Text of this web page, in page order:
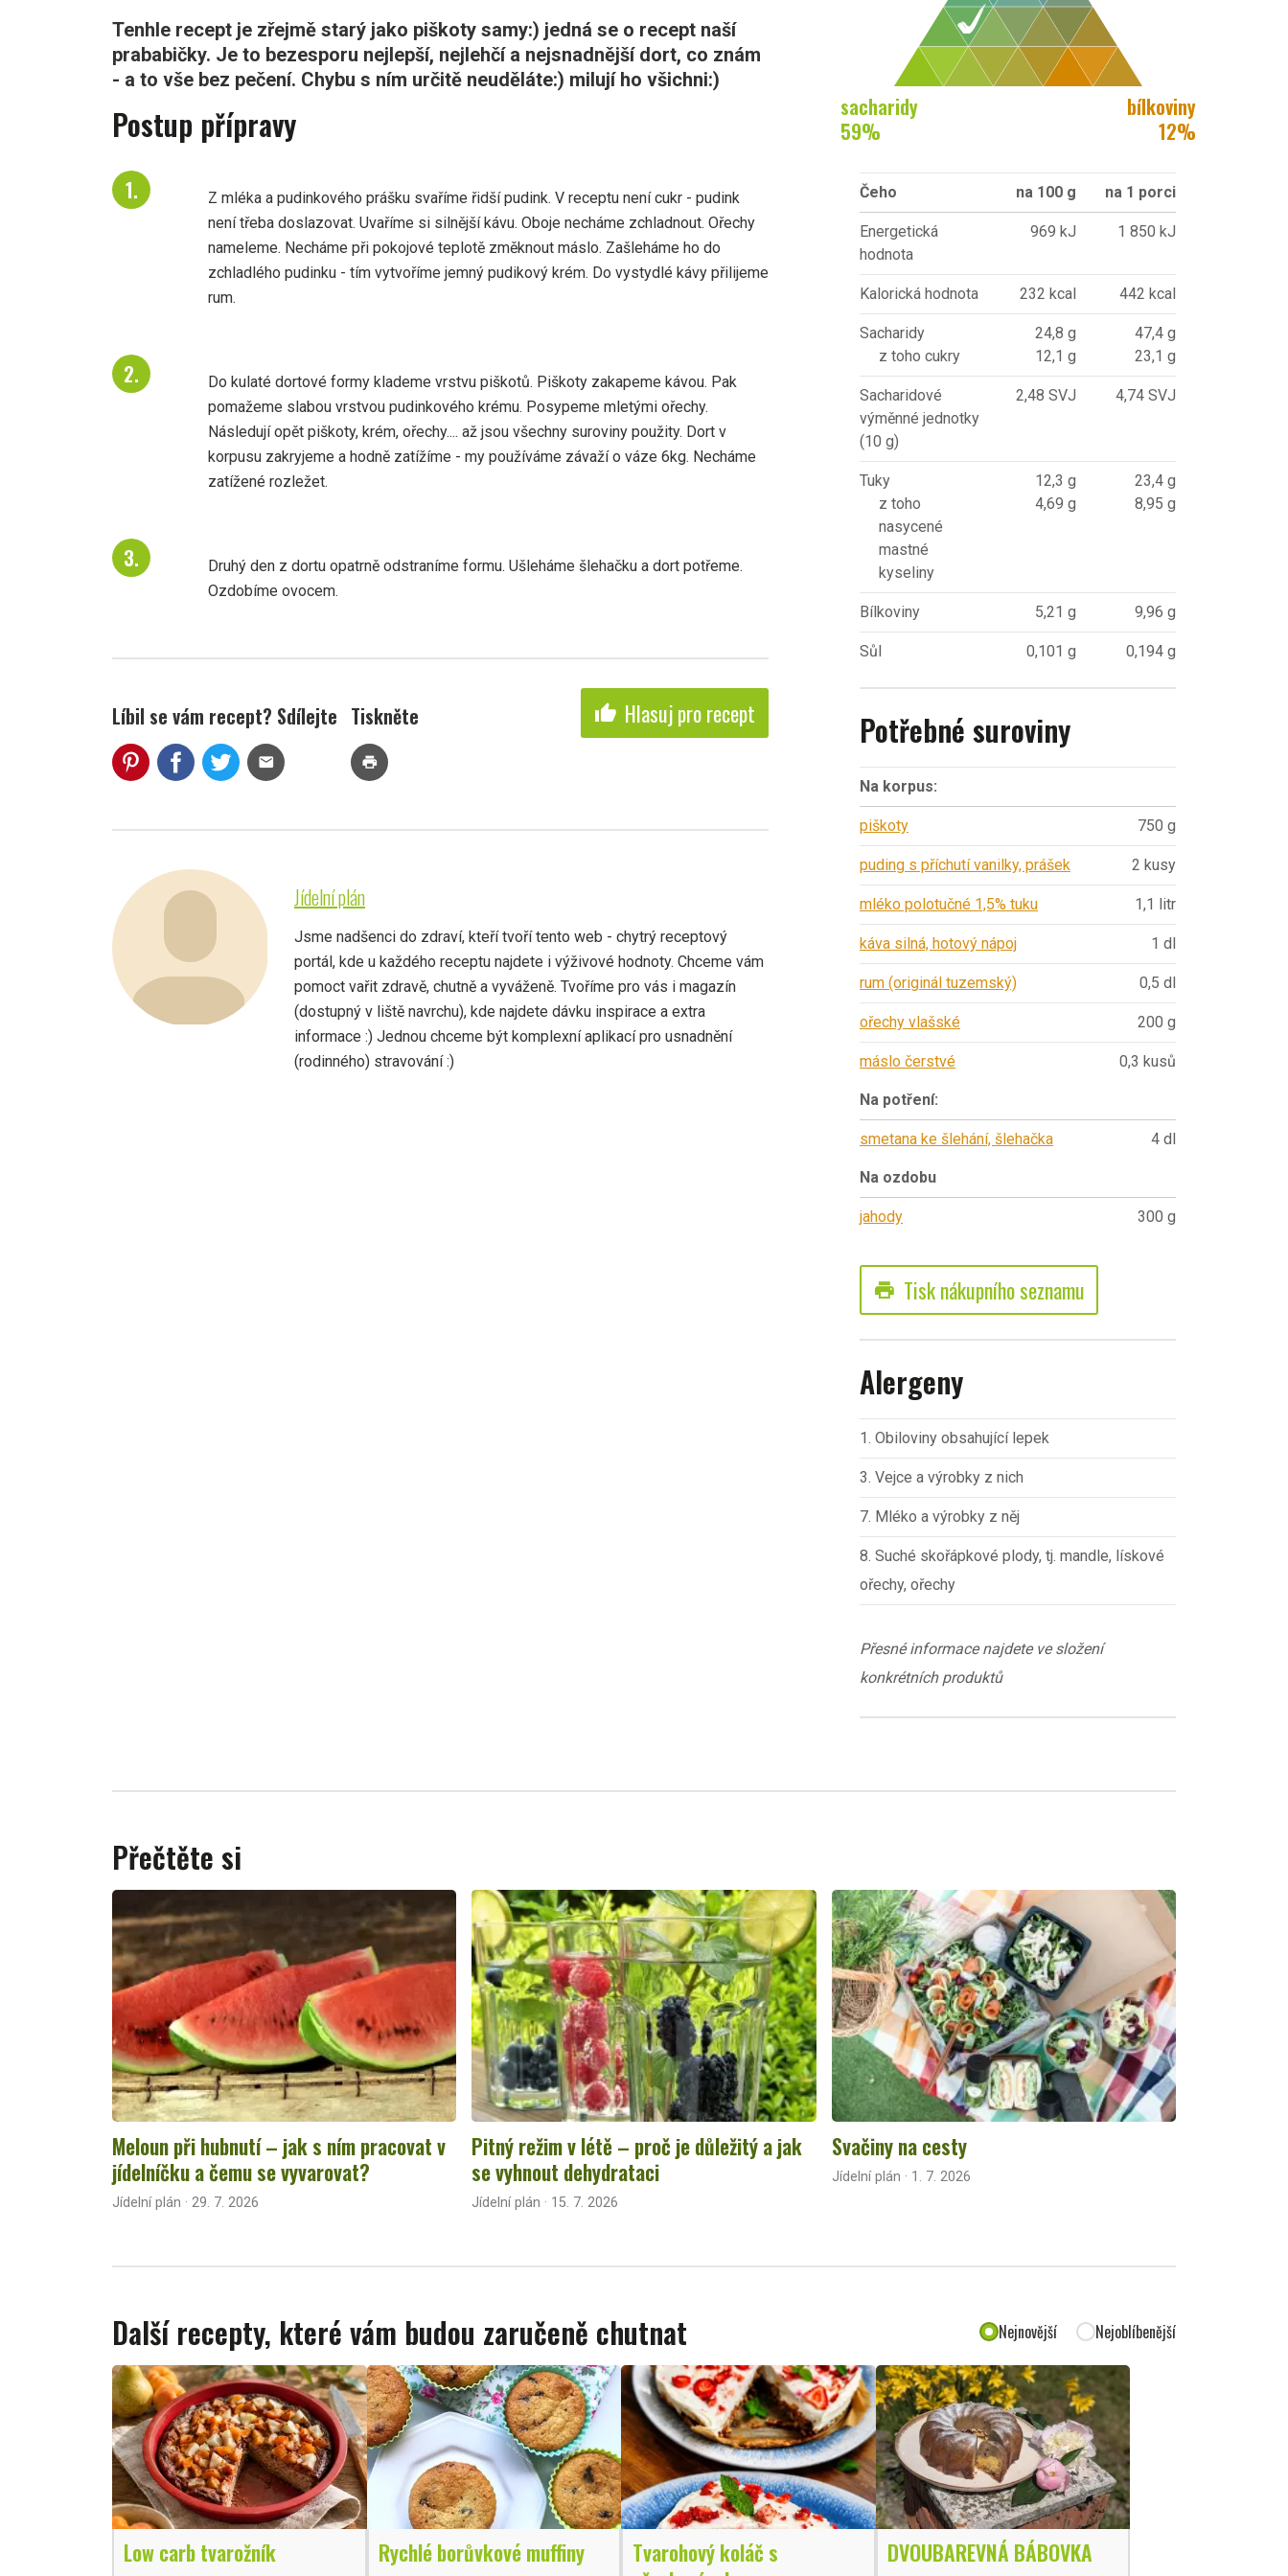
Tenhle recept je zřejmě starý jako piškoty samy:) jedná se o recept naší
prababičky. Je to bezesporu nejlepší, nejlehčí a nejsnadnější dort, co znám
- a to vše bez pečení. Chybu s ním určitě neuděláte:) milují ho všichni:)
Postup přípravy
Z mléka a pudinkového prášku svaříme řidší pudink. V receptu není cukr - pudink
není třeba doslazovat. Uvaříme si silnější kávu. Oboje necháme zchladnout. Ořechy
nameleme. Necháme při pokojové teplotě změknout máslo. Zašleháme ho do
zchladlého pudinku - tím vytvoříme jemný pudikový krém. Do vystydlé kávy přilijeme
rum.
Do kulaté dortové formy klademe vrstvu piškotů. Piškoty zakapeme kávou. Pak
pomažeme slabou vrstvou pudinkového krému. Posypeme mletými ořechy.
Následují opět piškoty, krém, ořechy.... až jsou všechny suroviny použity. Dort v
korpusu zakryjeme a hodně zatížíme - my používáme závaží o váze 6kg. Necháme
zatížené rozležet.
Druhý den z dortu opatrně odstraníme formu. Ušleháme šlehačku a dort potřeme.
Ozdobíme ovocem.
Líbil se vám recept? Sdílejte
mail
Tiskněte
print
thumb_up Hlasuj pro recept
Jídelní plán
Jsme nadšenci do zdraví, kteří tvoří tento web - chytrý receptový
portál, kde u každého receptu najdete i výživové hodnoty. Chceme vám
pomoct vařit zdravě, chutně a vyváženě. Tvoříme pro vás i magazín
(dostupný v liště navrchu), kde najdete dávku inspirace a extra
informace :) Jednou chceme být komplexní aplikací pro usnadnění
(rodinného) stravování :)
sacharidy
59%
bílkoviny
12%
Čeho na 100 g na 1 porci
Energetická
hodnota
969 kJ 1 850 kJ
Kalorická hodnota 232 kcal 442 kcal
Sacharidy
z toho cukry
24,8 g
12,1 g
47,4 g
23,1 g
Sacharidové
výměnné jednotky
(10 g)
2,48 SVJ 4,74 SVJ
Tuky
z toho
nasycené
mastné
kyseliny
12,3 g
4,69 g
23,4 g
8,95 g
Bílkoviny 5,21 g 9,96 g
Sůl 0,101 g 0,194 g
Potřebné suroviny
Na korpus:
piškoty 750 g
puding s příchutí vanilky, prášek 2 kusy
mléko polotučné 1,5% tuku 1,1 litr
káva silná, hotový nápoj 1 dl
rum (originál tuzemský) 0,5 dl
ořechy vlašské 200 g
máslo čerstvé 0,3 kusů
Na potření:
smetana ke šlehání, šlehačka 4 dl
Na ozdobu
jahody 300 g
print Tisk nákupního seznamu
Alergeny
1. Obiloviny obsahující lepek
3. Vejce a výrobky z nich
7. Mléko a výrobky z něj
8. Suché skořápkové plody, tj. mandle, lískové
ořechy, ořechy
Přesné informace najdete ve složení
konkrétních produktů
Přečtěte si
Meloun při hubnutí – jak s ním pracovat v
jídelníčku a čemu se vyvarovat?
Jídelní plán · 29. 7. 2026
Pitný režim v létě – proč je důležitý a jak
se vyhnout dehydrataci
Jídelní plán · 15. 7. 2026
Svačiny na cesty
Jídelní plán · 1. 7. 2026
Další recepty, které vám budou zaručeně chutnat Nejnovější Nejoblíbenější
Low carb tvarožník Rychlé borůvkové muffiny
Tvarohový koláč s
DVOUBAREVNÁ BÁBOVKA